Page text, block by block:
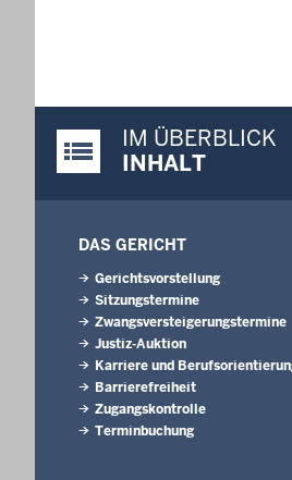
Justiz-Portal im Überblick:
IM ÜBERBLICK
INHALT
DAS GERICHT
Gerichtsvorstellung
Sitzungstermine
Zwangsversteigerungs­termine
Justiz-Auktion
Karriere und
Barrierefreiheit
Zugangskontrolle
Terminbuchung